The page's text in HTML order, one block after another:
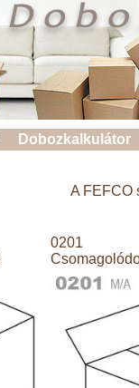
Dobozkalkulátor
A FEFCO
0201